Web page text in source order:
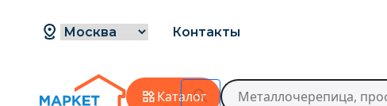
Контакты
Каталог